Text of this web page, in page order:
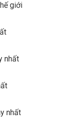
giới
nhất
nhất